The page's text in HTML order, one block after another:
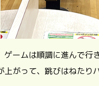
ゲームは順調に進んで行
上がって、跳びはねたり